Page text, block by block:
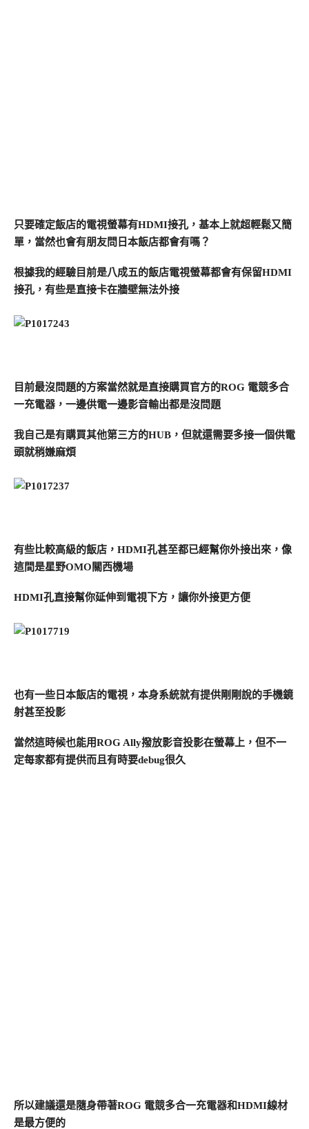
只要確定飯店的電視螢幕有HDMI接孔，基本上就超輕鬆又簡
單，當然也會有朋友問日本飯店都會有嗎？
根據我的經驗目前是八成五的飯店電視螢幕都會有保留HDMI
接孔，有些是直接卡在牆壁無法外接
目前最沒問題的方案當然就是直接購買官方的ROG 電競多合
一充電器，一邊供電一邊影音輸出都是沒問題
我自己是有購買其他第三方的HUB，但就還需要多接一個供電
頭就稍嫌麻煩
有些比較高級的飯店，HDMI孔甚至都已經幫你外接出來，像
這間是星野OMO關西機場
HDMI孔直接幫你延伸到電視下方，讓你外接更方便
也有一些日本飯店的電視，本身系統就有提供剛剛說的手機鏡
射甚至投影
當然這時候也能用ROG Ally撥放影音投影在螢幕上，但不一
定每家都有提供而且有時要debug很久
所以建議還是隨身帶著ROG 電競多合一充電器和HDMI線材
是最方便的